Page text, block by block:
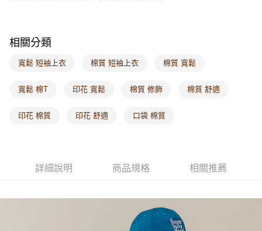
每筆NT$60，滿NT$1,000(含以上)免運費
海外配送-港/澳/新/馬/泰國專屬
海外配送-其他亞洲地區
相關分類
寬鬆 短袖上衣 棉質 短袖上衣 棉質 寬鬆
寬鬆 棉T 印花 寬鬆 棉質 修飾 棉質 舒適
印花 棉質 印花 舒適 口袋 棉質
詳細說明 商品規格 相關推薦